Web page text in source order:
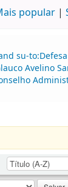
popular
su-
Avelino